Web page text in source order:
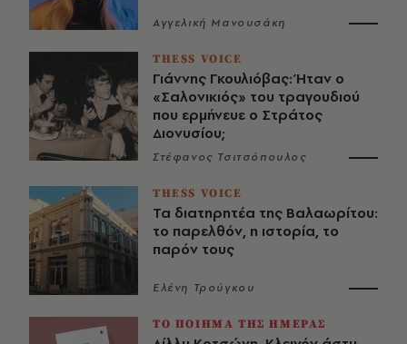
Αγγελική Μανουσάκη
THESS VOICE
Γιάννης Γκουλιόβας: Ήταν ο
«Σαλονικιός» του τραγουδιού
που ερμήνευε ο Στράτος
Διονυσίου;
Στέφανος Τσιτσόπουλος
THESS VOICE
Τα διατηρητέα της Βαλαωρίτου:
το παρελθόν, η ιστορία, το
παρόν τους
Ελένη Τρούγκου
ΤΟ ΠΟΙΗΜΑ ΤΗΣ ΗΜΕΡΑΣ